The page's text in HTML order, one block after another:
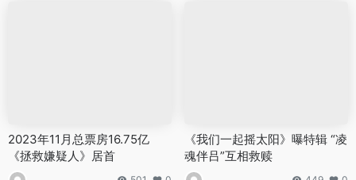
2023年11月总票房16.75亿
《拯救嫌疑人》居首
《我们一起摇太阳》曝特辑 “凌
魂伴吕”互相救赎